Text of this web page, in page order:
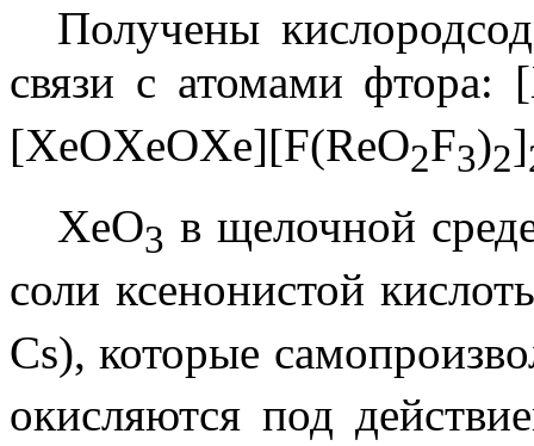
Получены
связи с атомами фтора:
[XeOXeOXe][F(ReO2F3)2]
XeO3 в щелочной
соли ксенонистой
Cs), которые
окисляются под